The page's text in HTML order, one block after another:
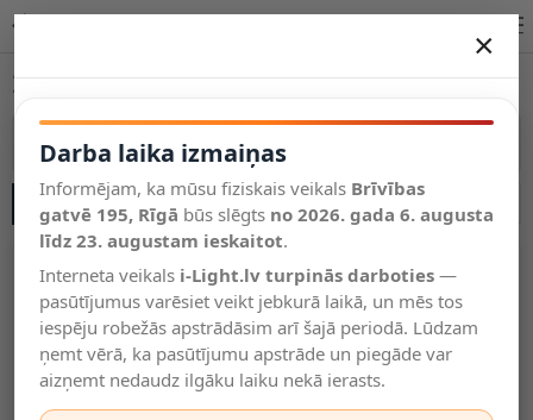
Salīdzināt
Vēlmju
saraksts
Valodas
12V LED sloksnes
Vairāk kategoriju
×
Darba laika izmaiņas
Informējam, ka mūsu fiziskais veikals Brīvības
gatvē 195, Rīgā būs slēgts no 2026. gada 6. augusta
līdz 23. augustam ieskaitot.
Interneta veikals i-Light.lv turpinās darboties —
pasūtījumus varēsiet veikt jebkurā laikā, un mēs tos
iespēju robežās apstrādāsim arī šajā periodā. Lūdzam
ņemt vērā, ka pasūtījumu apstrāde un piegāde var
aizņemt nedaudz ilgāku laiku nekā ierasts.